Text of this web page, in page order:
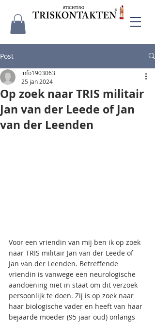
Post
Op zoek naar TRIS militair
Jan van der Leede of Jan
van der Leenden
info1903063
25 jan 2024
Voor een vriendin van mij ben ik op zoek
naar TRIS militair Jan van der Leede of
Jan van der Leenden. Betreffende
vriendin is vanwege een neurologische
aandoening niet in staat om dit verzoek
persoonlijk te doen. Zij is op zoek naar
haar biologische vader en heeft van haar
bejaarde moeder (95 jaar oud) onlangs